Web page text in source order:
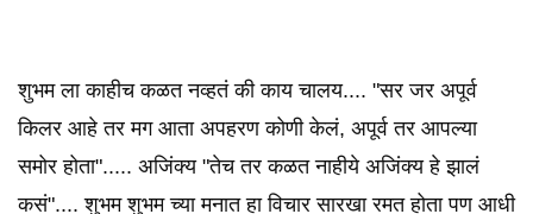
शुभम ला काहीच कळत नव्हतं की काय चालय.... "सर जर अपूर्व
किलर आहे तर मग आता अपहरण कोणी केलं, अपूर्व तर आपल्या
समोर होता"..... अजिंक्य "तेच तर कळत नाहीये अजिंक्य हे झालं
कसं".... शुभम शुभम च्या मनात हा विचार सारखा रमत होता पण आधी